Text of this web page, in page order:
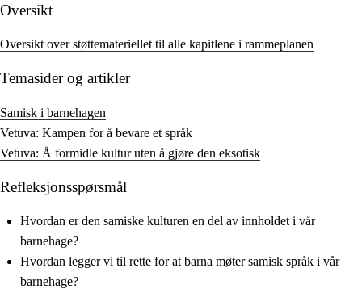
Oversikt
Oversikt over støttemateriellet til alle kapitlene i rammeplanen
Temasider og artikler
Samisk i barnehagen
Vetuva: Kampen for å bevare et språk
Vetuva: Å formidle kultur uten å gjøre den eksotisk
Refleksjonsspørsmål
Hvordan er den samiske kulturen en del av innholdet i vår
barnehage?
Hvordan legger vi til rette for at barna møter samisk språk i vår
barnehage?